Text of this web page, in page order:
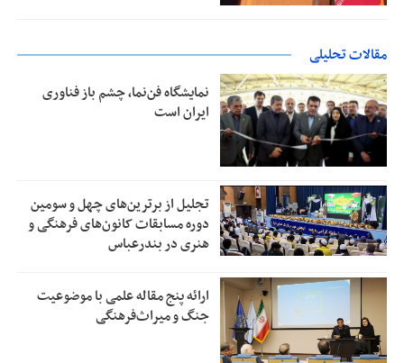
مقالات تحلیلی
نمایشگاه فن‌نما، چشم باز فناوری
ایران است
تجلیل از بر‌ترین‌های چهل و سومین
دوره مسابقات کانون‌های فرهنگی و
هنری در بندرعباس
ارائه پنج مقاله علمی با موضوعیت
جنگ و میراث‌فرهنگی